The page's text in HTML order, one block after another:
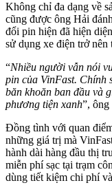
Không chỉ đa dạng về
cũng được ông Hải
đổi pin hiện đã hiện
sử dụng xe điện trở nên
“Nhiều người vẫn nói
pin của VinFast. Chính
băn khoăn ban đầu và
phương tiện xanh”, ông
Đồng tình với quan
những giá trị mà
hành dài hàng đầu thị
miễn phí sạc tại trạm
dùng tiết kiệm chi phí